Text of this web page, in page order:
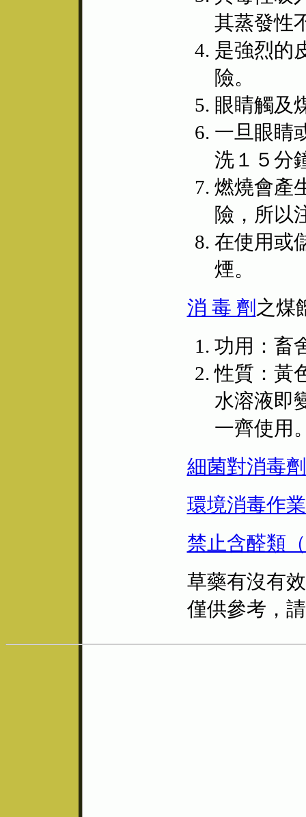
其蒸發性
是強烈的
險。
眼睛觸及
一旦眼睛
洗１５分
燃燒會產
險，所以
在使用或
煙。
消 毒 劑 之煤
功用：畜
性質：黃
水溶液即
一齊使用
細菌對消毒
環境消毒作
禁止含醛類
草藥有沒有
僅供參考，